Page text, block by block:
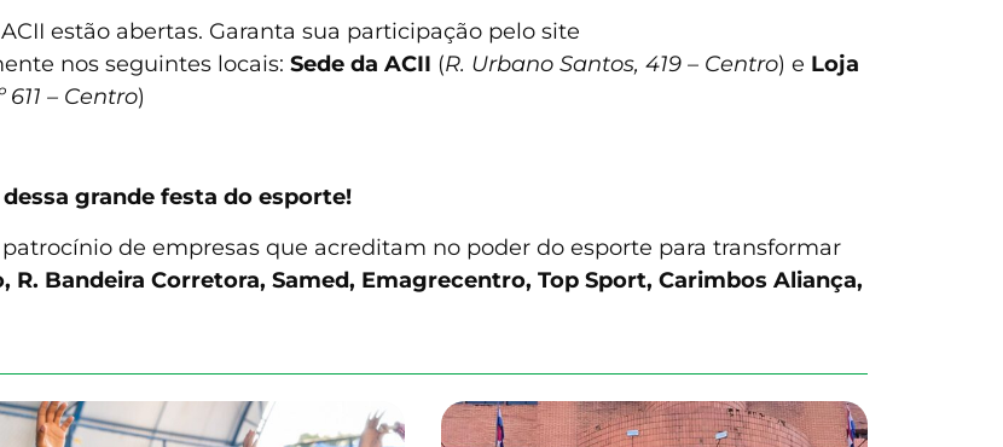
estão abertas. Garanta sua participação pelo site
nos seguintes locais: Sede da ACII (R. Urbano Santos, 419 – Centro) e Loja
– Centro)
grande festa do esporte!
de empresas que acreditam no poder do esporte para transformar
R. Bandeira Corretora, Samed, Emagrecentro, Top Sport, Carimbos Aliança,